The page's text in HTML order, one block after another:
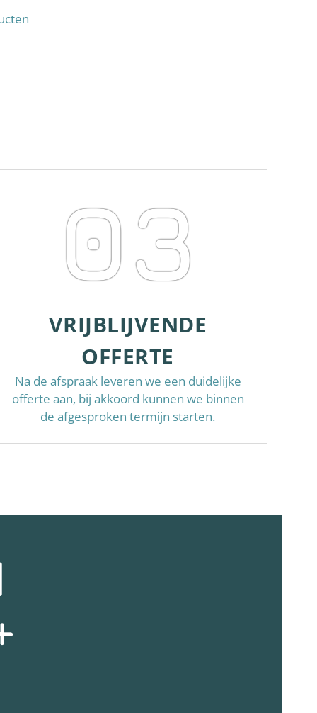
03
VRIJBLIJVENDE
OFFERTE
Na de afspraak leveren we een duidelijke
offerte aan, bij akkoord kunnen we binnen
de afgesproken termijn starten.